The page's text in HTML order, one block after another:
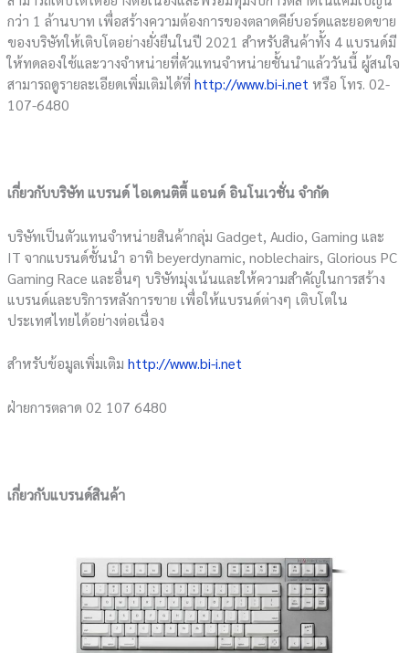
กว่า 1 ล้านบาท เพื่อสร้างความต้องการของตลาดคีย์บอร์ดและยอดขาย
ของบริษัทให้เติบโตอย่างยั่งยืนในปี 2021 สำหรับสินค้าทั้ง 4 แบรนด์มี
ให้ทดลองใช้และวางจำหน่ายที่ตัวแทนจำหน่ายชั้นนำแล้ววันนี้ ผู้สนใจ
สามารถดูรายละเอียดเพิ่มเติมได้ที่http://www.bi-i.netหรือ โทร. 02-
107-6480
เกี่ยวกับบริษัท แบรนด์ ไอเดนติตี้ แอนด์ อินโนเวชั่น จำกัด
บริษัทเป็นตัวแทนจำหน่ายสินค้ากลุ่ม Gadget, Audio, Gaming และ
IT จากแบรนด์ชั้นนำ อาทิ beyerdynamic, noblechairs, Glorious PC
Gaming Race และอื่นๆ บริษัทมุ่งเน้นและให้ความสำคัญในการสร้าง
แบรนด์และบริการหลังการขาย เพื่อให้แบรนด์ต่างๆ เติบโตใน
ประเทศไทยได้อย่างต่อเนื่อง
สำหรับข้อมูลเพิ่มเติมhttp://www.bi-i.net
ฝ่ายการตลาด 02 107 6480
เกี่ยวกับแบรนด์สินค้า